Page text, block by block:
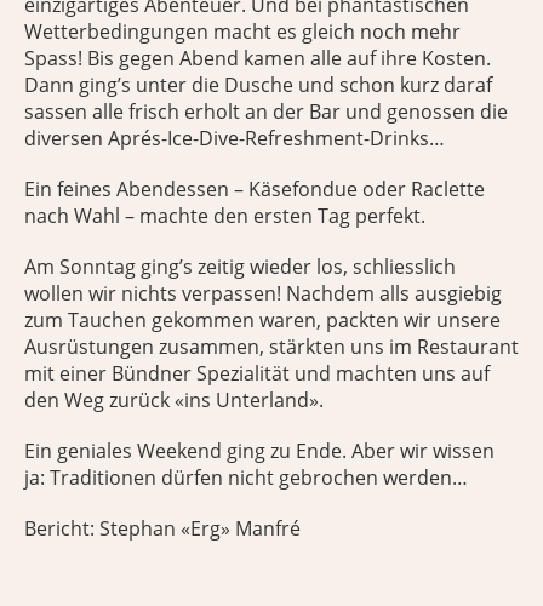
Wetterbedingungen macht es gleich noch mehr
Spass! Bis gegen Abend kamen alle auf ihre Kosten.
Dann ging’s unter die Dusche und schon kurz daraf
sassen alle frisch erholt an der Bar und genossen die
diversen Aprés-Ice-Dive-Refreshment-Drinks…
Ein feines Abendessen – Käsefondue oder Raclette
nach Wahl – machte den ersten Tag perfekt.
Am Sonntag ging’s zeitig wieder los, schliesslich
wollen wir nichts verpassen! Nachdem alls ausgiebig
zum Tauchen gekommen waren, packten wir unsere
Ausrüstungen zusammen, stärkten uns im Restaurant
mit einer Bündner Spezialität und machten uns auf
den Weg zurück «ins Unterland».
Ein geniales Weekend ging zu Ende. Aber wir wissen
ja: Traditionen dürfen nicht gebrochen werden…
Bericht: Stephan «Erg» Manfré